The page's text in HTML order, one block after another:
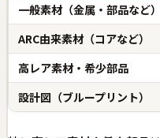
一般素材（金属・部品など）
ARC由来素材（コアなど）
高レア素材・希少部品
設計図（ブループリント）